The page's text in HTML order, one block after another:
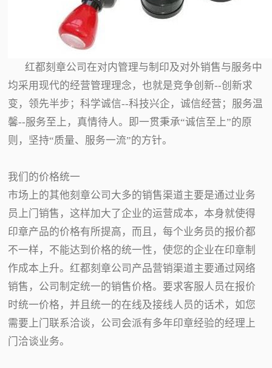
红都刻章公司在对内管理与制印及对外销售与服务中
均采用现代的经营管理理念，也就是竞争创新--创新求
变，领先半步；科学诚信--科技兴企，诚信经营；服务温
馨--服务至上，真情待人。即一贯秉承“诚信至上”的原
则，坚持“质量、服务一流”的方针。
我们的价格统一
市场上的其他刻章公司大多的销售渠道主要是通过业务
员上门销售，这样加大了企业的运营成本，本身就使得
印章产品的价格有所提高，而且，每个业务员的报价都
不一样，不能达到价格的统一性，使您的企业在印章制
作成本上升。红都刻章公司产品营销渠道主要通过网络
销售，公司制定统一的销售价格。要求客服人员在报价
时统一价格，并且统一的在线及接线人员的话术，如您
需要上门联系洽谈，公司会派有多年印章经验的经理上
门洽谈业务。